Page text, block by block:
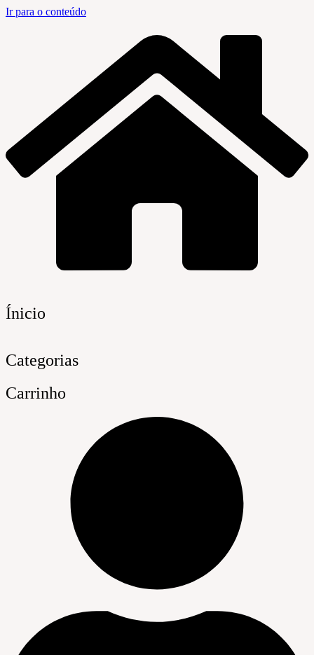
Ir para o conteúdo
Ínicio
Categorias
Carrinho